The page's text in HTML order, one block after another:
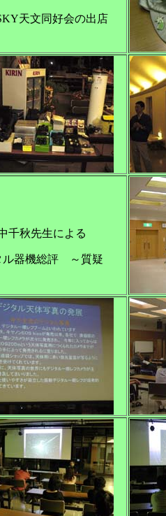
天文同好会の出店
千秋先生による
ル器機総評 ～質疑